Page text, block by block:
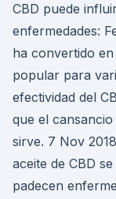
CBD puede
enfermedades:
ha convertido
popular para
efectividad del
que el
sirve. 7 Nov
aceite de CBD
padecen